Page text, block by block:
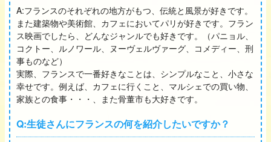
A:フランスのそれぞれの地方がもつ、伝統と風景が好きです。
また建築物や美術館、カフェにおいてパリが好きです。フラン
ス映画でしたら、どんなジャンルでも好きです。（パニョル、
コクトー、ルノワール、ヌーヴェルヴァーグ、コメディー、刑
事ものなど）
実際、フランスで一番好きなことは、シンプルなこと、小さな
幸せです。例えば、カフェに行くこと、マルシェでの買い物、
家族との食事・・・、また骨董市も大好きです。
Q:生徒さんにフランスの何を紹介したいですか？